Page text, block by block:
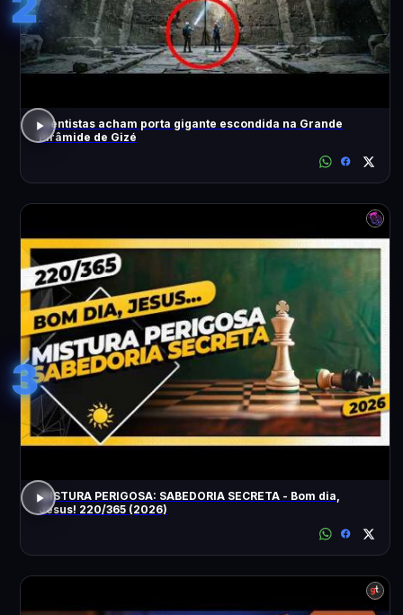
Cientistas acham porta gigante escondida na Grande
Pirâmide de Gizé
3
MISTURA PERIGOSA: SABEDORIA SECRETA - Bom dia,
Jesus! 220/365 (2026)